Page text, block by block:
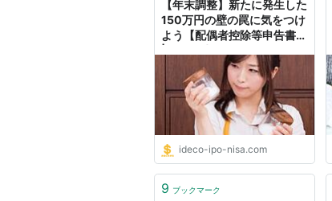
【年末調整】新たに発生した
150万円の壁の罠に気をつけ
よう【配偶者控除等申告書】
ideco-ipo-nisa.com
9 ブックマーク